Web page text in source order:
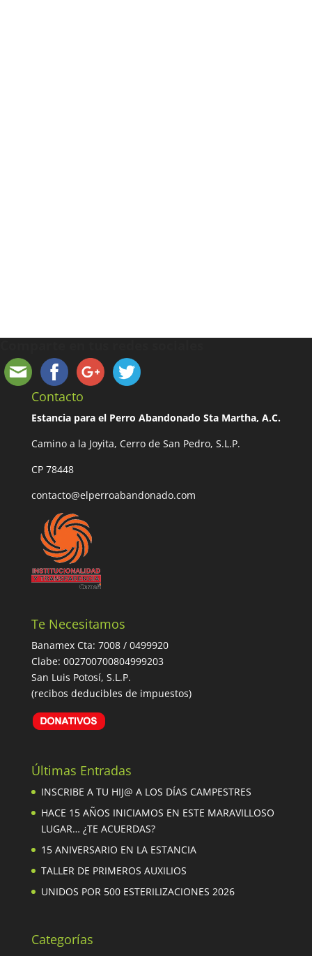
Contacto
Estancia para el Perro Abandonado Sta Martha, A.C.
Camino a la Joyita, Cerro de San Pedro, S.L.P.
CP 78448
contacto@elperroabandonado.com
Te Necesitamos
Banamex Cta: 7008 / 0499920
Clabe: 002700700804999203
San Luis Potosí, S.L.P.
(recibos deducibles de impuestos)
Últimas Entradas
INSCRIBE A TU HIJ@ A LOS DÍAS CAMPESTRES
HACE 15 AÑOS INICIAMOS EN ESTE MARAVILLOSO
LUGAR… ¿TE ACUERDAS?
15 ANIVERSARIO EN LA ESTANCIA
TALLER DE PRIMEROS AUXILIOS
UNIDOS POR 500 ESTERILIZACIONES 2026
Categorías